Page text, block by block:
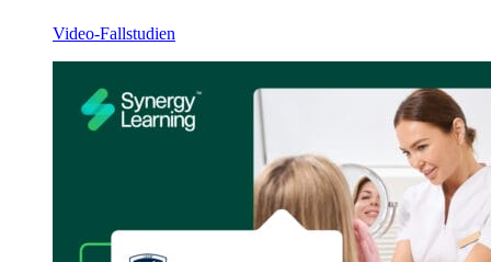
Video-Fallstudien